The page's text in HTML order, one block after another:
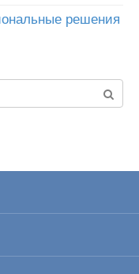
решения